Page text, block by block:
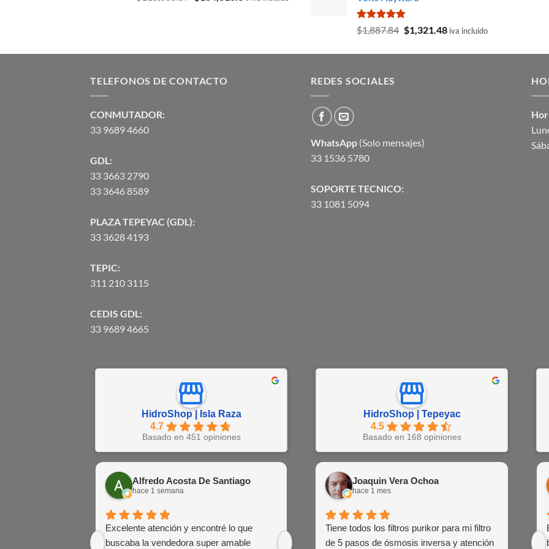
$1,104.69.
Valorado
con
$1,887.84 El
original
$1,321.48El
actual
iva incluido
TELEFONOS DE CONTACTO
CONMUTADOR:
33 9689 4660
GDL:
33 3663 2790
33 3646 8589
PLAZA TEPEYAC (GDL):
33 3628 4193
TEPIC:
311 210 3115
CEDIS GDL:
33 9689 4665
REDES SOCIALES
WhatsApp (Solo mensajes)
33 1536 5780
SOPORTE TECNICO:
33 1081 5094
HidroShop | Isla Raza
4.7
Basado en 451 opiniones
Alfredo Acosta De Santiago
hace 1 semana
Excelente atención y encontré lo que
buscaba la vendedora super amable
Juan Barajas
hace 1 semana
Buena atención al cliente de las agentes
de venta
Muy
HidroShop | Tepeyac
4.5
Basado en 168 opiniones
Joaquin Vera Ochoa
hace 1 mes
Tiene todos los filtros purikor para mi filtro
de 5 pasos de ósmosis inversa y atención